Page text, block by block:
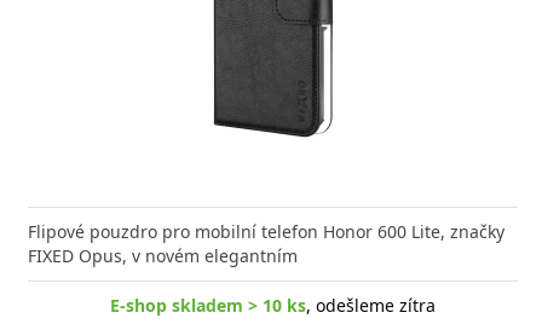
Flipové pouzdro pro mobilní telefon Honor 600 Lite, značky
FIXED Opus, v novém elegantním
E-shop skladem > 10 ks, odešleme zítra